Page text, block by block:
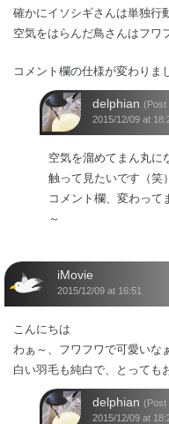
確かにイソシギさんは単独行
空気をはらんだ鳥さんはフワ
コメント欄の仕様が変わりま
delphian (Post
2015/12/09 at
空気を溜めてまん丸に
触って見たいです（笑）
コメント欄、変わっ
～
iMovie
2015/12/09 at 16:51
こんにちは
わぁ～、フワフワで可愛いな
白い羽毛も純白で、とっても
delphian (Post
2015/12/09 at